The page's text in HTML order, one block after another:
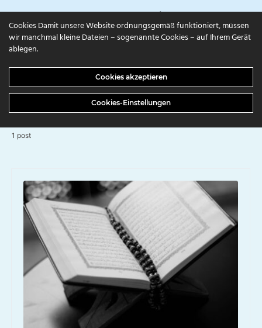
campuls.online
Teil #2
1 post
Cookies Damit unsere Website ordnungsgemäß funktioniert, müssen
wir manchmal kleine Dateien – sogenannte Cookies – auf Ihrem Gerät
ablegen.
Cookies akzeptieren
Cookies-Einstellungen